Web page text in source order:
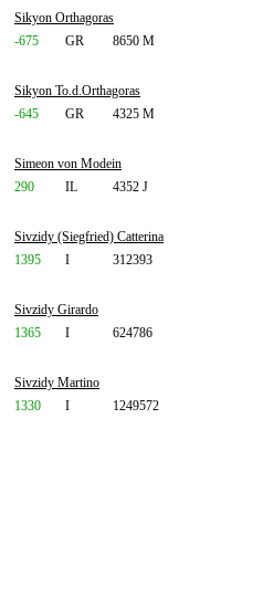
Sikyon Orthagoras
-675
GR 8650 M
Sikyon To.d.Orthagoras
-645
GR 4325 M
Simeon von Modein
290
IL 4352 J
Sivzidy (Siegfried) Catterina
1395
I 312393
Sivzidy Girardo
1365
I 624786
Sivzidy Martino
1330
I 1249572